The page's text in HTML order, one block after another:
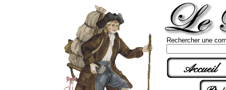
Rechercher une
Accueil